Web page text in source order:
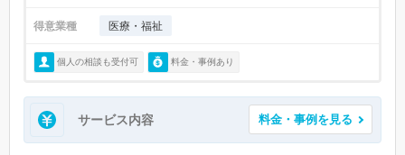
得意業種 医療・福祉
個人の相談も受付可 料金・事例あり
サービス内容 料金・事例を見る